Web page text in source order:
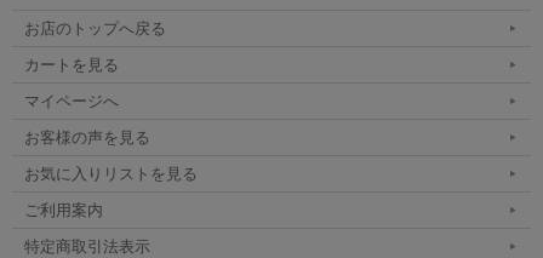
お店のトップへ戻る
カートを見る
マイページへ
お客様の声を見る
お気に入りリストを見る
ご利用案内
特定商取引法表示